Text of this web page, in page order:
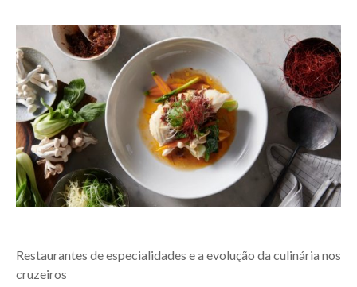
Restaurantes de especialidades e a evolução da culinária nos
cruzeiros